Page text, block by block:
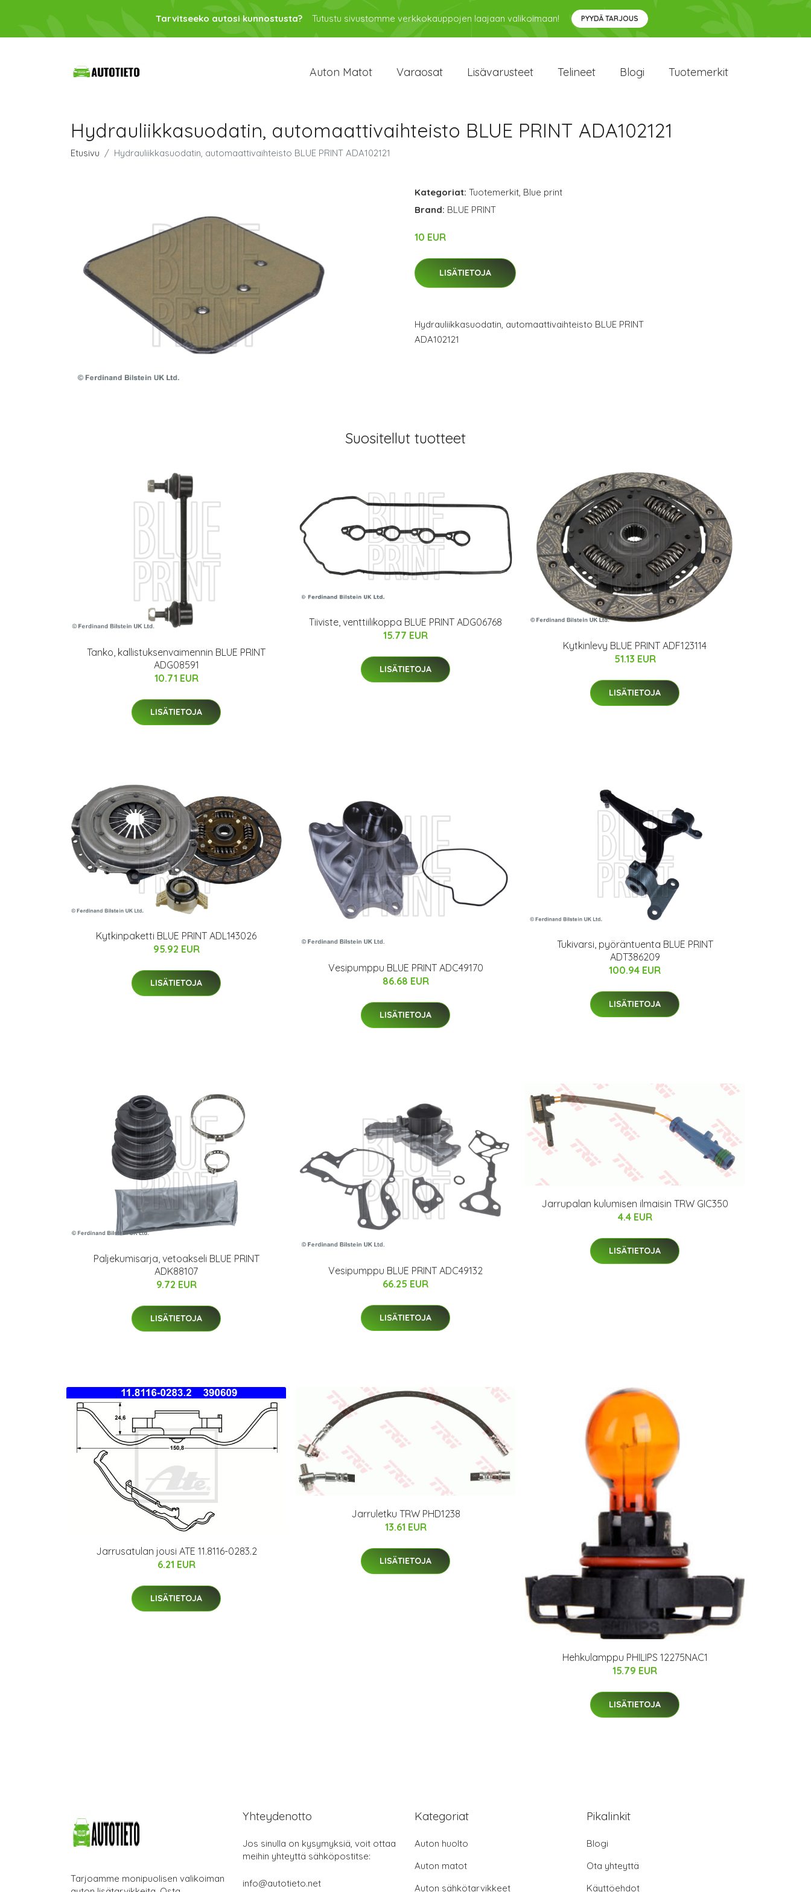
Tarvitseeko autosi kunnostusta? Tutustu sivustomme verkkokauppojen laajaan valikoimaan! PYYDÄ TARJOUS
Auton Matot Varaosat Lisävarusteet Telineet Blogi Tuotemerkit
Hydrauliikkasuodatin, automaattivaihteisto BLUE PRINT ADA102121
Etusivu Hydrauliikkasuodatin, automaattivaihteisto BLUE PRINT ADA102121
Kategoriat: Tuotemerkit, Blue print
Brand: BLUE PRINT
10 EUR
LISÄTIETOJA
Hydrauliikkasuodatin, automaattivaihteisto BLUE PRINT
ADA102121
Suositellut tuotteet
Tanko, kallistuksenvaimennin BLUE PRINT
ADG08591
10.71 EUR
LISÄTIETOJA
Tiiviste, venttiilikoppa BLUE PRINT ADG06768
15.77 EUR
LISÄTIETOJA
Kytkinlevy BLUE PRINT ADF123114
51.13 EUR
LISÄTIETOJA
Kytkinpaketti BLUE PRINT ADL143026
95.92 EUR
LISÄTIETOJA
Vesipumppu BLUE PRINT ADC49170
86.68 EUR
LISÄTIETOJA
Tukivarsi, pyöräntuenta BLUE PRINT
ADT386209
100.94 EUR
LISÄTIETOJA
Paljekumisarja, vetoakseli BLUE PRINT
ADK88107
9.72 EUR
LISÄTIETOJA
Vesipumppu BLUE PRINT ADC49132
66.25 EUR
LISÄTIETOJA
Jarrupalan kulumisen ilmaisin TRW GIC350
4.4 EUR
LISÄTIETOJA
Jarrusatulan jousi ATE 11.8116-0283.2
6.21 EUR
LISÄTIETOJA
Jarruletku TRW PHD1238
13.61 EUR
LISÄTIETOJA
Hehkulamppu PHILIPS 12275NAC1
15.79 EUR
LISÄTIETOJA
Tarjoamme monipuolisen valikoiman
Yhteydenotto
Jos sinulla on kysymyksiä, voit ottaa
meihin yhteyttä sähköpostitse:
info@autotieto.net
Kategoriat
Auton huolto
Auton matot
Auton sähkötarvikkeet
Pikalinkit
Blogi
Ota yhteyttä
Käyttöehdot